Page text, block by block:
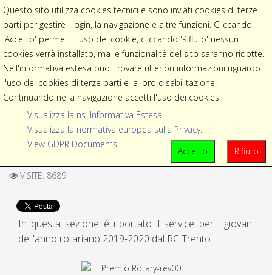
EVENTI DISTRETTO 2060 trento@rotary2060.org
VISITE: 8689
In questa sezione è riportato il service per i giovani
dell'anno rotariano 2019-2020 dal RC Trento.
Questo sito utilizza cookies tecnici e sono inviati cookies di terze
parti per gestire i login, la navigazione e altre funzioni. Cliccando
'Accetto' permetti l'uso dei cookie, cliccando 'Rifiuto' nessun
cookies verrà installato, ma le funzionalità del sito saranno ridotte.
Nell'informativa estesa puoi trovare ulteriori informazioni riguardo
l'uso dei cookies di terze parti e la loro disabilitazione.
Continuando nella navigazione accetti l'uso dei cookies.
Visualizza la ns. Informativa Estesa.
Visualizza la normativa europea sulla Privacy.
View GDPR Documents
Rifiuto
Accetto